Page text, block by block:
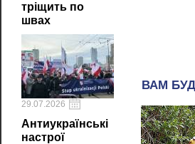
тріщить по
швах
29.07.2026
Антиукраїнські
настрої